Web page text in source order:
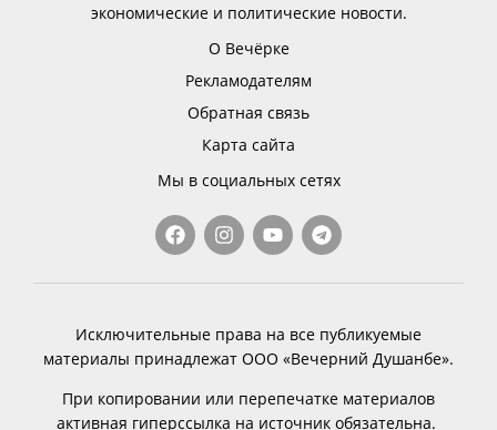
экономические и политические новости.
О Вечёрке
Рекламодателям
Обратная связь
Карта сайта
Мы в социальных сетях
Исключительные права на все публикуемые
материалы принадлежат ООО «Вечерний Душанбе».
При копировании или перепечатке материалов
активная гиперссылка на источник обязательна.